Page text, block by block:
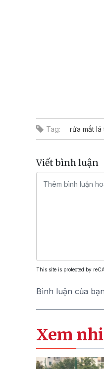
Tag: rửa mắt lá
Viết bình luận
This site is protected by
Bình luận của
Xem